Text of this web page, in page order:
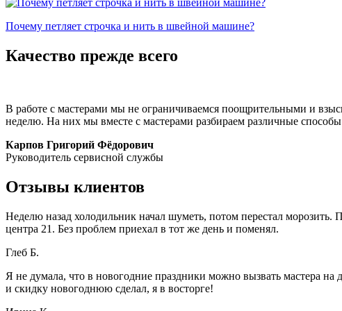
Почему петляет строчка и нить в швейной машине?
Качество прежде всего
В работе с мастерами мы не ограничиваемся поощрительными и
неделю. На них мы вместе с мастерами разбираем различные
Карпов Григорий Фёдорович
Руководитель сервисной службы
Отзывы клиентов
Неделю назад холодильник начал шуметь, потом перестал морозить.
центра 21. Без проблем приехал в тот же день и поменял.
Глеб Б.
Я не думала, что в новогодние праздники можно вызвать мастера
и скидку новогоднюю сделал, я в восторге!